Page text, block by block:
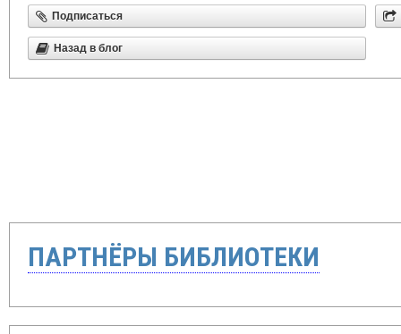
Подписаться
Назад в блог
ПАРТНЁРЫ БИБЛИОТЕКИ